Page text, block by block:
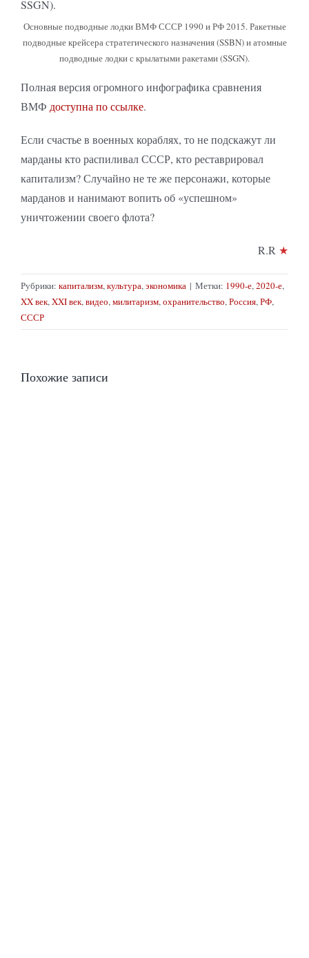
Основные подводные лодки ВМФ СССР 1990 и РФ 2015. Ракетные
подводные крейсера стратегического назначения (SSBN) и атомные
подводные лодки с крылатыми ракетами (SSGN).
Полная версия огромного инфографика сравнения
ВМФ доступна по ссылке.
Если счастье в военных кораблях, то не подскажут ли
марданы кто распиливал СССР, кто реставрировал
капитализм? Случайно не те же персонажи, которые
марданов и нанимают вопить об «успешном»
уничтожении своего флота?
R.R ★
Рубрики: капитализм,культура,экономика | Метки: 1990-е,2020-е,
XX век,XXI век,видео,милитаризм,охранительство,Россия,РФ,
СССР
Похожие записи